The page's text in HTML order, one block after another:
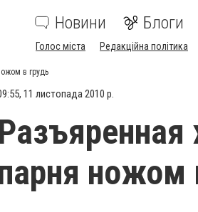
Новини Блоги
Голос міста Редакційна політика
в грудь
11 листопада 2010 р.
ножом